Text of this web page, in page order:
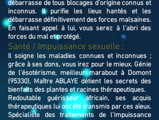
débarrasse de tous blocages d'origine connus et
inconnus. Il purifie les lieux hantés et les
débarrasse définitivement des forces malsaines.
En faisant appel à lui, vous serez à l'abri des
forces du mal et protégé.
Santé / Impuissance sexuelle :
Il soigne les maladies connues et inconnues ;
grâce à ses dons, vous irez pour le mieux. Génie
de l'ésotérisme, meilleur marabout à Domont
(95330), Maître ABLAYE détient les secrets des
bienfaits des plantes et racines thérapeutiques.
Redoutable guérisseur africain, ses acquis
thérapeutiques lui ont été transmis par ces aïeux.
Spécialiste des traitements de l'impuissance